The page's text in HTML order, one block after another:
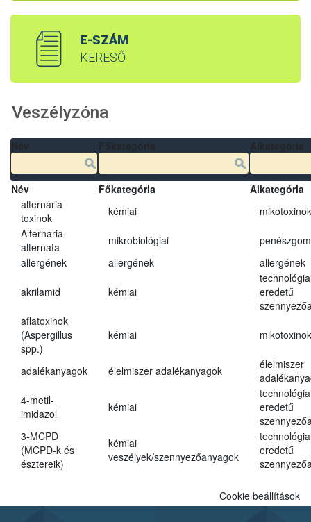
E-SZÁM
KERESŐ
Veszélyzóna
Név Főkategória
Alkategória
alternária
toxinok
kémiai
mikotoxinok
Alternaria
alternata
mikrobiológiai
allergének
allergének allergének
akrilamid kémiai
eredetű
aflatoxinok
(Aspergillus
spp.)
kémiai mikotoxinok
adalékanyagok élelmiszer adalékanyagok
élelmiszer
4-metil-
imidazol
kémiai
eredetű
3-MCPD
(MCPD-k és
észtereik)
kémiai
veszélyek/szennyezőanyagok
eredetű
Cookie beállítások